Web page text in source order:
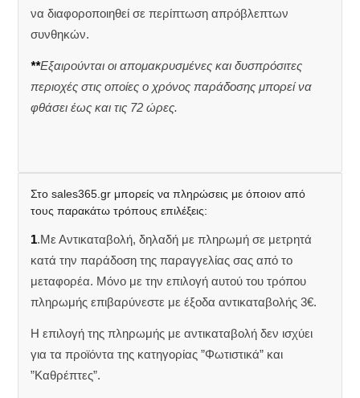
να διαφοροποιηθεί σε περίπτωση απρόβλεπτων
συνθηκών.
**Εξαιρούνται οι απομακρυσμένες και δυσπρόσιτες
περιοχές στις οποίες ο χρόνος παράδοσης μπορεί να
φθάσει έως και τις 72 ώρες.
Στο sales365.gr μπορείς να πληρώσεις με όποιον από
τους παρακάτω τρόπους επιλέξεις:
1.Με Αντικαταβολή, δηλαδή με πληρωμή σε μετρητά
κατά την παράδοση της παραγγελίας σας από το
μεταφορέα. Μόνο με την επιλογή αυτού του τρόπου
πληρωμής επιβαρύνεστε με έξοδα αντικαταβολής 3€.
Η επιλογή της πληρωμής με αντικαταβολή δεν ισχύει
για τα προϊόντα της κατηγορίας ”Φωτιστικά” και
”Καθρέπτες”.